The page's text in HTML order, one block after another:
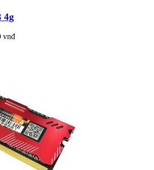
4g
vnđ